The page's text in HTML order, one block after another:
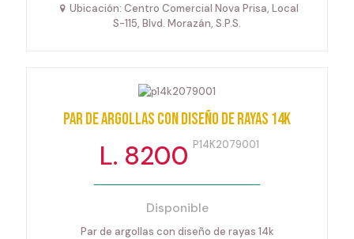
Ubicación: Centro Comercial Nova Prisa, Local
S-115, Blvd. Morazán, S.P.S.
Par de argollas con diseño de rayas 14k
L. 8200 P14K2079001
Disponible
Par de argollas con diseño de rayas 14k